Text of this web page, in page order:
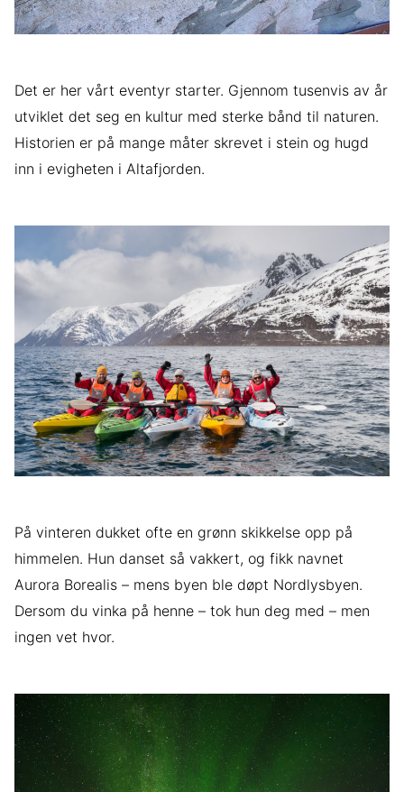
Det er her vårt eventyr starter. Gjennom tusenvis av år
utviklet det seg en kultur med sterke bånd til naturen.
Historien er på mange måter skrevet i stein og hugd
inn i evigheten i Altafjorden.
På vinteren dukket ofte en grønn skikkelse opp på
himmelen. Hun danset så vakkert, og fikk navnet
Aurora Borealis – mens byen ble døpt Nordlysbyen.
Dersom du vinka på henne – tok hun deg med – men
ingen vet hvor.